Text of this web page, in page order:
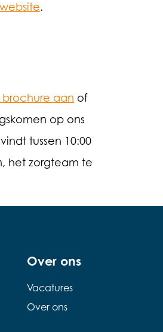
.
aan of
op ons
tussen 10:00
het zorgteam te
Over ons
Vacatures
Over ons